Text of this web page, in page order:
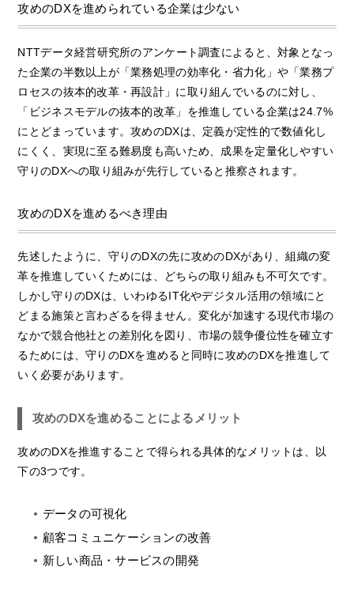
攻めのDXを進められている企業は少ない
NTTデータ経営研究所のアンケート調査によると、対象となっ
た企業の半数以上が「業務処理の効率化・省力化」や「業務プ
ロセスの抜本的改革・再設計」に取り組んでいるのに対し、
「ビジネスモデルの抜本的改革」を推進している企業は24.7%
にとどまっています。攻めのDXは、定義が定性的で数値化し
にくく、実現に至る難易度も高いため、成果を定量化しやすい
守りのDXへの取り組みが先行していると推察されます。
攻めのDXを進めるべき理由
先述したように、守りのDXの先に攻めのDXがあり、組織の変
革を推進していくためには、どちらの取り組みも不可欠です。
しかし守りのDXは、いわゆるIT化やデジタル活用の領域にと
どまる施策と言わざるを得ません。変化が加速する現代市場の
なかで競合他社との差別化を図り、市場の競争優位性を確立す
るためには、守りのDXを進めると同時に攻めのDXを推進して
いく必要があります。
攻めのDXを進めることによるメリット
攻めのDXを推進することで得られる具体的なメリットは、以
下の3つです。
データの可視化
顧客コミュニケーションの改善
新しい商品・サービスの開発